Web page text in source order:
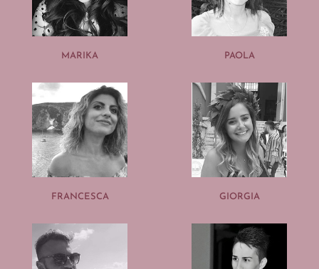
MARIKA PAOLA
FRANCESCA GIORGIA